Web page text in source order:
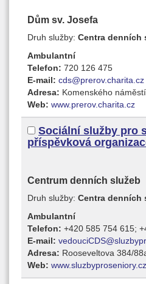
Dům sv. Josefa
Druh služby: Centra denních
Ambulantní
Telefon: 720 126 475
E-mail: cds@prerov.charita.cz
Adresa: Komenského
Web: www.prerov.charita.cz
Sociální služby pro
příspěvková
Centrum denních služeb
Druh služby: Centra denních
Ambulantní
Telefon: +420 585 754 615;
E-mail:
Adresa: Rooseveltova 384/
Web: www.sluzbyproseniory.cz